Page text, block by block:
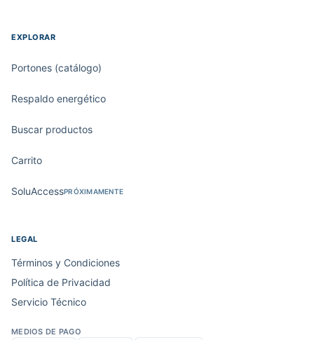
EXPLORAR
Portones (catálogo)
Respaldo energético
Buscar productos
Carrito
SoluAccessPRÓXIMAMENTE
LEGAL
Términos y Condiciones
Política de Privacidad
Servicio Técnico
MEDIOS DE PAGO